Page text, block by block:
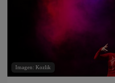
Imagen: Kozlik